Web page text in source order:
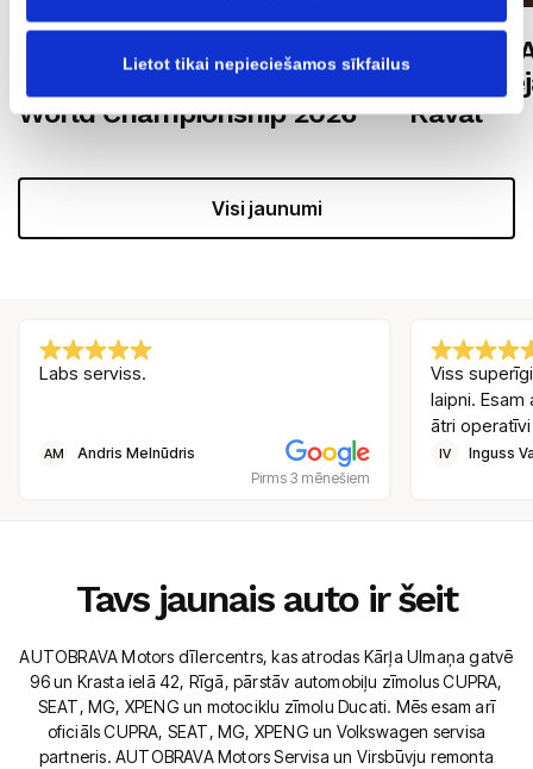
Lietot tikai nepieciešamos sīkfailus
AUTOBRAVA Motors un
CUPRA atbalsta Calisthenics
World Championship 2026
Raval
Visi jaunumi
Labs serviss.
AM
Andris Melnūdris
Pirms 3 mēnešiem
Viss
laipni. Esam
ātri
IV Inguss
Tavs jaunais auto ir šeit
AUTOBRAVA Motors dīlercentrs, kas atrodas Kārļa Ulmaņa gatvē
96 un Krasta ielā 42, Rīgā, pārstāv automobiļu zīmolus CUPRA,
SEAT, MG, XPENG un motociklu zīmolu Ducati. Mēs esam arī
oficiāls CUPRA, SEAT, MG, XPENG un Volkswagen servisa
partneris. AUTOBRAVA Motors Servisa un Virsbūvju remonta